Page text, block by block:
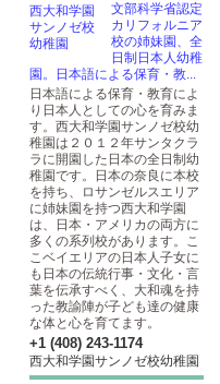
文部科学省認定
カリフォルニア
校の姉妹園、全
日制日本人幼稚
園。日本語による保育・教...
日本語による保育・教育によ
り日本人としての心を育みま
す。西大和学園サンノゼ校幼
稚園は２０１２年サンタクラ
ラに開園した日本の全日制幼
稚園です。日本の奈良に本校
を持ち、ロサンゼルスエリア
に姉妹園を持つ西大和学園
は、日本・アメリカの両方に
多くの系列校があります。こ
こベイエリアの日本人子女に
も日本の伝統行事・文化・言
葉を伝承すべく、大和魂を持
った教諭陣が子ども達の健康
な体と心を育てます。
+1 (408) 243-1174
西大和学園サンノゼ校幼稚園